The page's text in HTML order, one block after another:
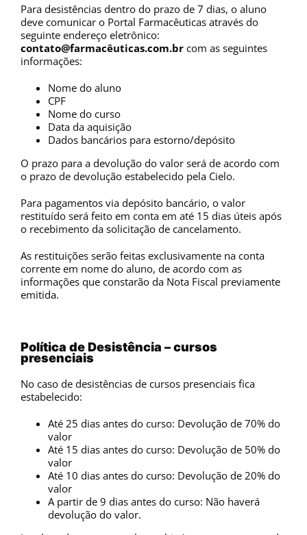
Para desistências dentro do prazo de 7 dias, o aluno
deve comunicar o Portal Farmacêuticas através do
seguinte endereço eletrônico:
contato@farmacêuticas.com.br com as seguintes
informações:
Nome do aluno
CPF
Nome do curso
Data da aquisição
Dados bancários para estorno/depósito
O prazo para a devolução do valor será de acordo com
o prazo de devolução estabelecido pela Cielo.
Para pagamentos via depósito bancário, o valor
restituído será feito em conta em até 15 dias úteis após
o recebimento da solicitação de cancelamento.
As restituições serão feitas exclusivamente na conta
corrente em nome do aluno, de acordo com as
informações que constarão da Nota Fiscal previamente
emitida.
Política de Desistência – cursos
presenciais
No caso de desistências de cursos presenciais fica
estabelecido:
Até 25 dias antes do curso: Devolução de 70% do
valor
Até 15 dias antes do curso: Devolução de 50% do
valor
Até 10 dias antes do curso: Devolução de 20% do
valor
A partir de 9 dias antes do curso: Não haverá
devolução do valor.